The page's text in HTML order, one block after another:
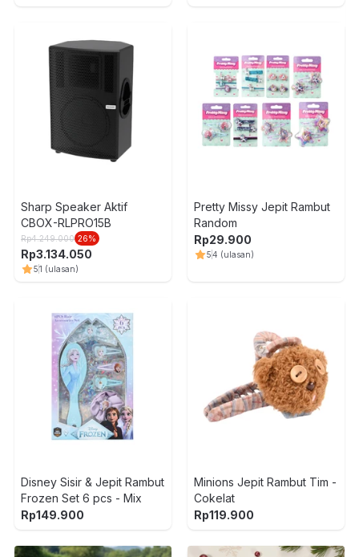
Sharp Speaker Aktif
CBOX-RLPRO15B
Rp4.249.000 26%
Rp3.134.050
51 (ulasan)
Pretty Missy Jepit Rambut
Random
Rp29.900
54 (ulasan)
Disney Sisir & Jepit Rambut
Frozen Set 6 pcs - Mix
Rp149.900
Minions Jepit Rambut Tim -
Cokelat
Rp119.900